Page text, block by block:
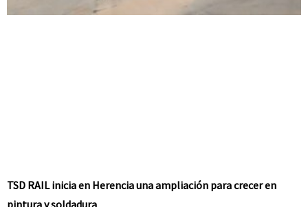
TSD RAIL inicia en Herencia una ampliación para crecer en